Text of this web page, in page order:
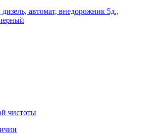
автомат, внедорожник 5д.,
чистоты